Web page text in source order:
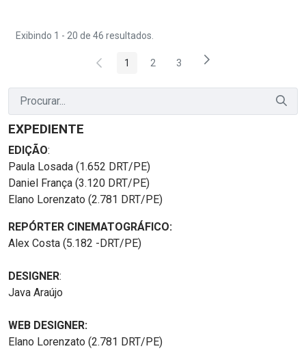
Exibindo 1 - 20 de 46 resultados.
Página
1 Página
2 Página
3
EXPEDIENTE
EDIÇÃO:
Paula Losada (1.652 DRT/PE)
Daniel França (3.120 DRT/PE)
Elano Lorenzato (2.781 DRT/PE)
REPÓRTER CINEMATOGRÁFICO:
Alex Costa (5.182 -DRT/PE)
DESIGNER:
Java Araújo
WEB DESIGNER:
Elano Lorenzato (2.781 DRT/PE)